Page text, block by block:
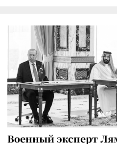
Военный эксперт